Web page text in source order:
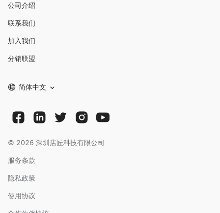
公司介绍
联系我们
加入我们
分销联盟
简体中文
© 2026 深圳店匠科技有限公司
服务条款
隐私政策
使用协议